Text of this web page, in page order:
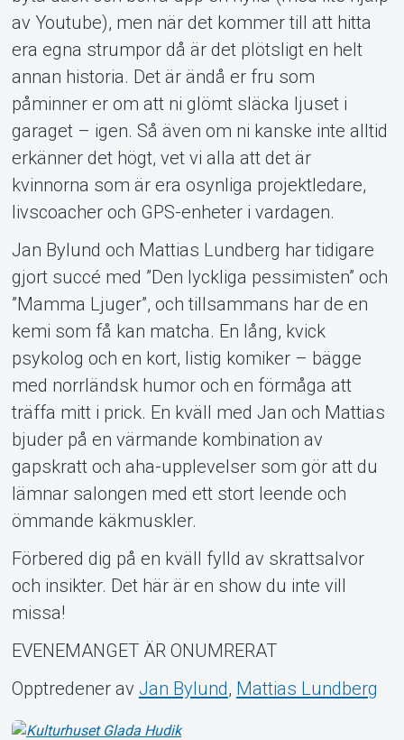
av Youtube), men när det kommer till att hitta
era egna strumpor då är det plötsligt en helt
annan historia. Det är ändå er fru som
påminner er om att ni glömt släcka ljuset i
garaget – igen. Så även om ni kanske inte alltid
erkänner det högt, vet vi alla att det är
kvinnorna som är era osynliga projektledare,
livscoacher och GPS-enheter i vardagen.
Jan Bylund och Mattias Lundberg har tidigare
gjort succé med ”Den lyckliga pessimisten” och
”Mamma Ljuger”, och tillsammans har de en
kemi som få kan matcha. En lång, kvick
psykolog och en kort, listig komiker – bägge
med norrländsk humor och en förmåga att
träffa mitt i prick. En kväll med Jan och Mattias
bjuder på en värmande kombination av
gapskratt och aha-upplevelser som gör att du
lämnar salongen med ett stort leende och
ömmande käkmuskler.
Förbered dig på en kväll fylld av skrattsalvor
och insikter. Det här är en show du inte vill
missa!
EVENEMANGET ÄR ONUMRERAT
Opptredener av Jan Bylund, Mattias Lundberg